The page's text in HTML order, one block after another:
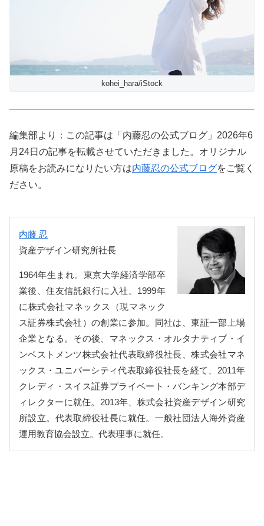
kohei_hara/iStock
編集部より：この記事は「内藤忍の公式ブログ」2026年6
月24日の記事を転載させていただきました。オリジナル
原稿をお読みになりたい方は内藤忍の公式ブログをご覧く
ださい。
内藤 忍
資産デザイン研究所社長
1964年生まれ。東京大学経済学部卒
業後、住友信託銀行に入社。1999年
に株式会社マネックス（現マネック
ス証券株式会社）の創業に参加。同社は、東証一部上場
企業となる。その後、マネックス・オルタナティブ・イ
ンベストメンツ株式会社代表取締役社長、株式会社マネ
ックス・ユニバーシティ代表取締役社長を経て、2011年
クレディ・スイス証券プライベート・バンキング本部デ
ィレクターに就任。2013年、株式会社資産デザイン研究
所設立。代表取締役社長に就任。一般社団法人海外資産
運用教育協会設立。代表理事に就任。